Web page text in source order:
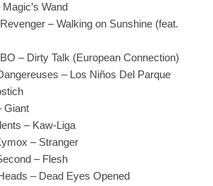
Wand
– Walking on Sunshine (feat.
– Dirty Talk (European Connection)
– Los Niños Del Parque
Giant
– Kaw-Liga
– Stranger
– Flesh
– Dead Eyes Opened